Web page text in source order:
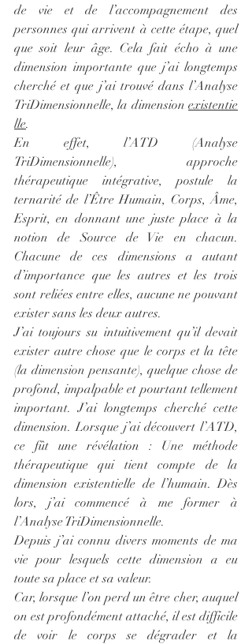
de vie et de l’accompagnement des
personnes qui arrivent à cette étape, quel
que soit leur âge. Cela fait écho à une
dimension importante que j’ai longtemps
cherché et que j’ai trouvé dans l’Analyse
TriDimensionnelle, la dimension existentie
lle.
En effet, l’ATD (Analyse
TriDimensionnelle), approche
thérapeutique intégrative, postule la
ternarité de l’Être Humain, Corps, Âme,
Esprit, en donnant une juste place à la
notion de Source de Vie en chacun.
Chacune de ces dimensions a autant
d’importance que les autres et les trois
sont reliées entre elles, aucune ne pouvant
exister sans les deux autres.
J’ai toujours su intuitivement qu’il devait
exister autre chose que le corps et la tête
(la dimension pensante), quelque chose de
profond, impalpable et pourtant tellement
important. J’ai longtemps cherché cette
dimension. Lorsque j’ai découvert l’ATD,
ce fût une révélation : Une méthode
thérapeutique qui tient compte de la
dimension existentielle de l’humain. Dès
lors, j’ai commencé à me former à
l’Analyse TriDimensionnelle.
Depuis j’ai connu divers moments de ma
vie pour lesquels cette dimension a eu
toute sa place et sa valeur.
Car, lorsque l’on perd un être cher, auquel
on est profondément attaché, il est difficile
de voir le corps se dégrader et la